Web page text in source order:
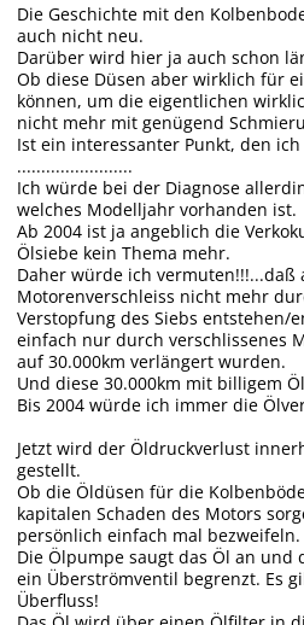
Die Geschichte mit den
auch nicht neu.
Darüber wird hier ja auch schon
Ob diese Düsen aber wirklich für
können, um die eigentlichen
nicht mehr mit genügend
Ist ein interessanter Punkt, den
........................
Ich würde bei der Diagnose
welches Modelljahr vorhanden ist.
Ab 2004 ist ja angeblich die
Ölsiebe kein Thema mehr.
Daher würde ich vermuten!!!...daß
Motorenverschleiss nicht mehr
Verstopfung des Siebs entstehen/
einfach nur durch verschlissenes
auf 30.000km verlängert wurden.
Und diese 30.000km mit billigem
Bis 2004 würde ich immer die
Jetzt wird der Öldruckverlust
gestellt.
Ob die Öldüsen für die
kapitalen Schaden des Motors
persönlich einfach mal bezweifeln.
Die Ölpumpe saugt das Öl an und
ein Überströmventil begrenzt. Es
Überfluss!